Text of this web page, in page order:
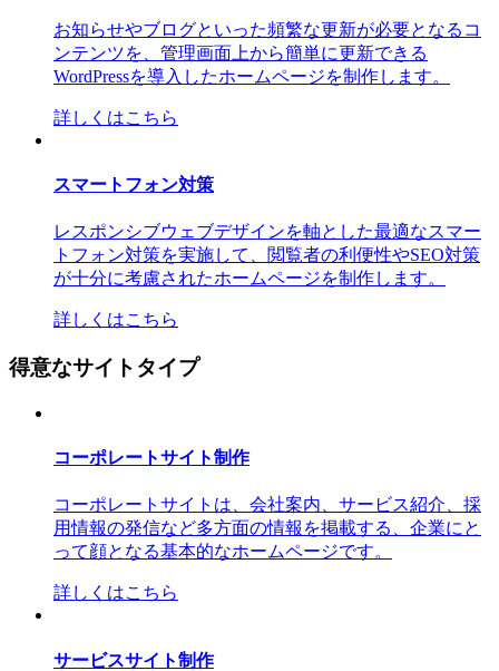
お知らせやブログといった頻繁な更新が必要となるコ
ンテンツを、管理画面上から簡単に更新できる
WordPressを導入したホームページを制作します。
詳しくはこちら
スマートフォン対策
レスポンシブウェブデザインを軸とした最適なスマー
トフォン対策を実施して、閲覧者の利便性やSEO対策
が十分に考慮されたホームページを制作します。
詳しくはこちら
得意なサイトタイプ
コーポレートサイト制作
コーポレートサイトは、会社案内、サービス紹介、採
用情報の発信など多方面の情報を掲載する、企業にと
って顔となる基本的なホームページです。
詳しくはこちら
サービスサイト制作